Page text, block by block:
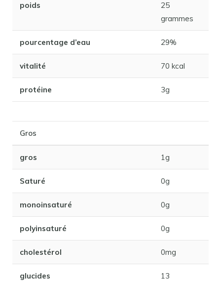
poids
25
grammes
pourcentage d’eau 29%
vitalité 70 kcal
protéine 3g
Gros
gros 1g
Saturé 0g
monoinsaturé 0g
polyinsaturé 0g
cholestérol 0mg
glucides
13